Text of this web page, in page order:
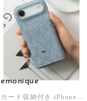
emonique